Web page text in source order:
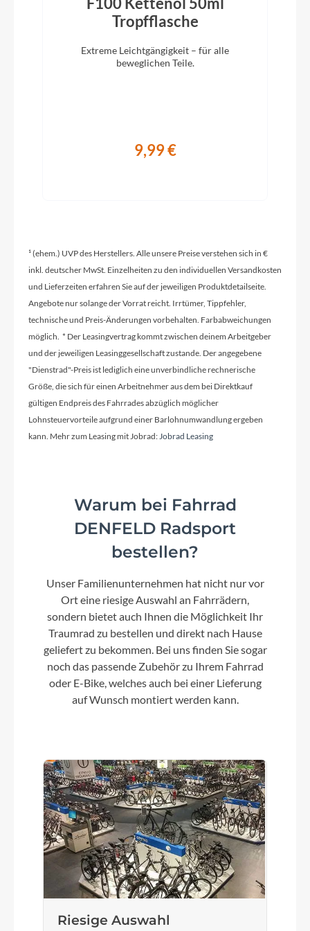
Vorbau
MTB-SL, 3D geschmiedet, CCS Slot Mount ready
Modelljahr
Griffe
Comfort sport
Ladegerät
Bosch Standard Ladegerät 4A
Schaltwerk
6061 Aluminium
Kurbelgarnitur
FSA
Kassette
Shimano Deore 10-fach, 11-42T
Lenker
black matt
Motor
Bosch Performance Line CX (Smart System)
25/85 Nm
Kette
KMC, X10EPT
Tropfflasche
Extreme Leichtgängigkeit – für alle
beweglichen Teile.
9,99 €
¹ (ehem.) UVP des Herstellers. Alle unsere Preise verstehen sich in €
inkl. deutscher MwSt. Einzelheiten zu den individuellen Versandkosten
und Lieferzeiten erfahren Sie auf der jeweiligen Produktdetailseite.
Angebote nur solange der Vorrat reicht. Irrtümer, Tippfehler,
technische und Preis-Änderungen vorbehalten. Farbabweichungen
möglich. * Der Leasingvertrag kommt zwischen deinem Arbeitgeber
und der jeweiligen Leasinggesellschaft zustande. Der angegebene
"Dienstrad"-Preis ist lediglich eine unverbindliche rechnerische
Größe, die sich für einen Arbeitnehmer aus dem bei Direktkauf
gültigen Endpreis des Fahrrades abzüglich möglicher
Lohnsteuervorteile aufgrund einer Barlohnumwandlung ergeben
kann. Mehr zum Leasing mit Jobrad:Jobrad Leasing
Warum bei Fahrrad
DENFELD Radsport
bestellen?
Unser Familienunternehmen hat nicht nur vor
Ort eine riesige Auswahl an Fahrrädern,
sondern bietet auch Ihnen die Möglichkeit Ihr
Traumrad zu bestellen und direkt nach Hause
geliefert zu bekommen. Bei uns finden Sie sogar
noch das passende Zubehör zu Ihrem Fahrrad
oder E-Bike, welches auch bei einer Lieferung
auf Wunsch montiert werden kann.
Riesige Auswahl